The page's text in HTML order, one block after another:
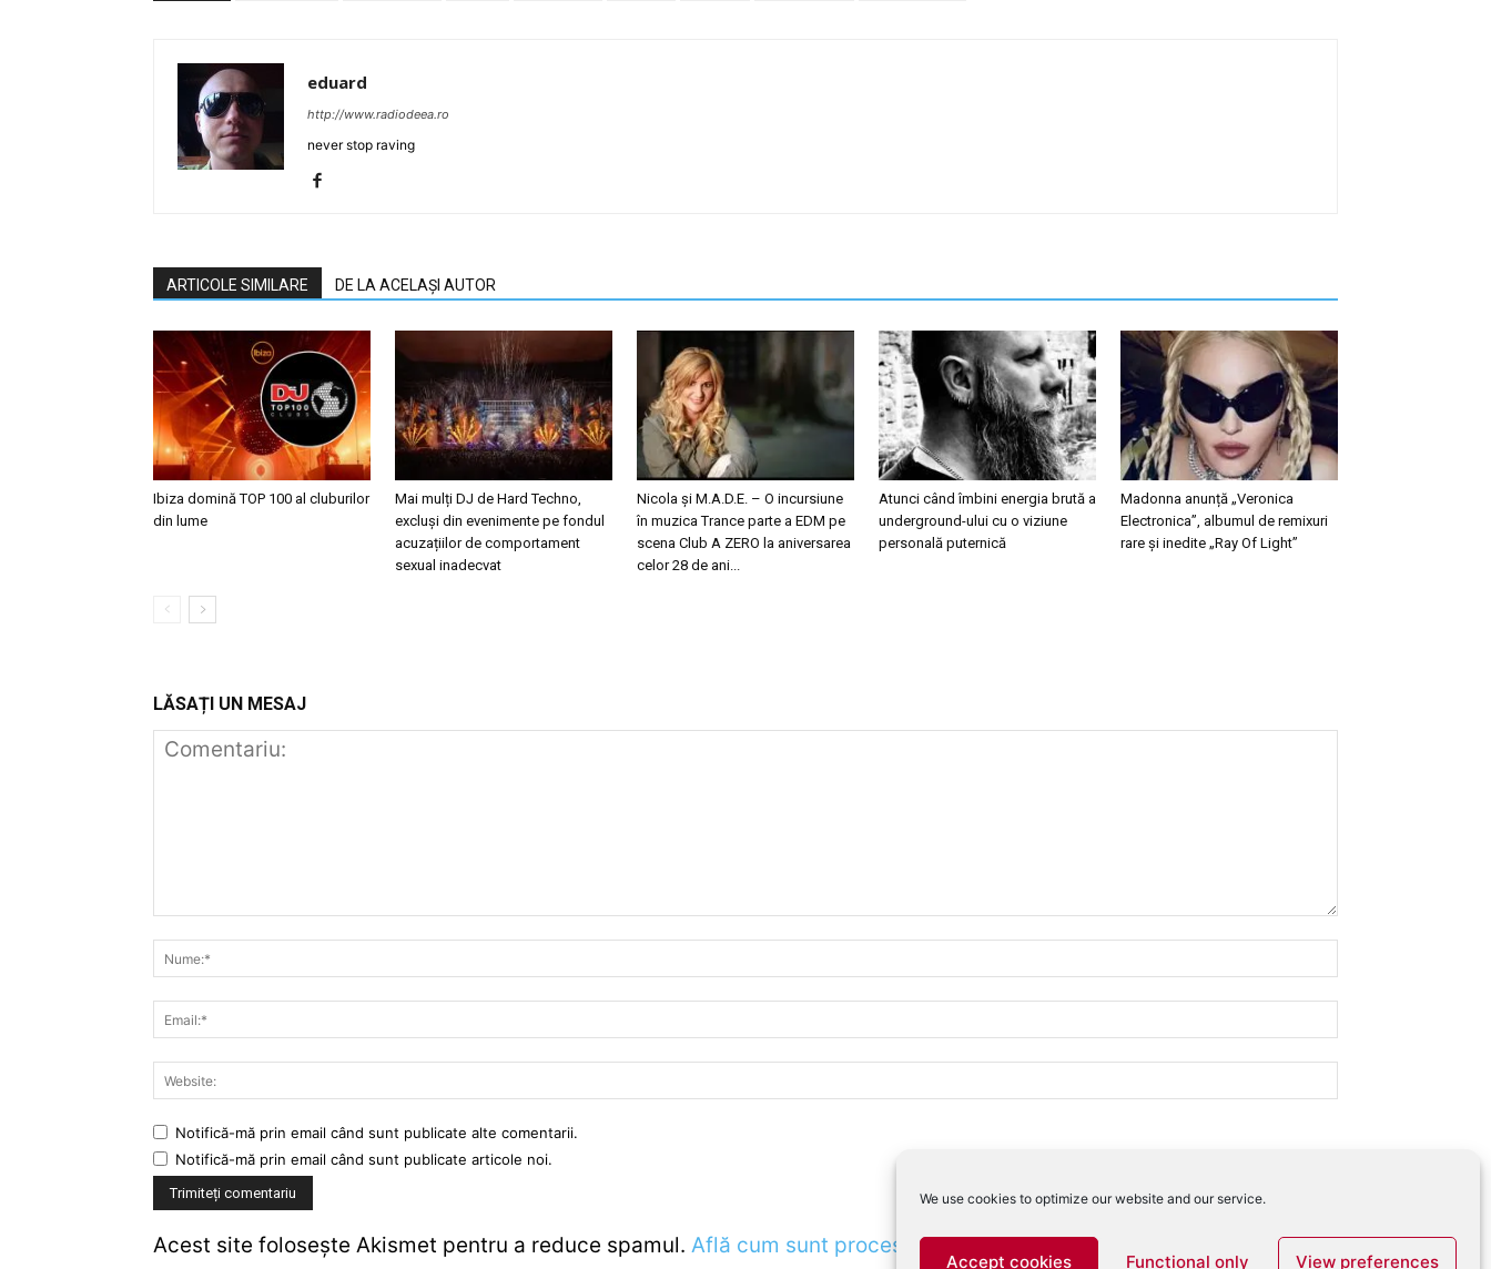
We use cookies to optimize our website and our service.
Accept cookies Functional only View preferences
eduard
http://www.radiodeea.ro
never stop raving
ARTICOLE SIMILARE DE LA ACELAȘI AUTOR
Ibiza domină TOP 100 al cluburilor
din lume
Mai mulți DJ de Hard Techno,
excluși din evenimente pe fondul
acuzațiilor de comportament
sexual inadecvat
Nicola și M.A.D.E. – O incursiune
în muzica Trance parte a EDM pe
scena Club A ZERO la aniversarea
celor 28 de ani...
Atunci când îmbini energia brută a
underground-ului cu o viziune
personală puternică
Madonna anunță „Veronica
Electronica”, albumul de remixuri
rare și inedite „Ray Of Light”
LĂSAȚI UN MESAJ
Notifică-mă prin email când sunt publicate alte comentarii.
Notifică-mă prin email când sunt publicate articole noi.
Acest site folosește Akismet pentru a reduce spamul. Află cum sunt procesate datele comentariilor tale